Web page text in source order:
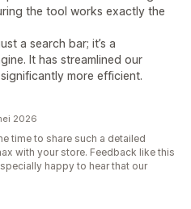
the tool works exactly the
a search bar; it’s a
It has streamlined our
more efficient.
2026
time to share such a detailed
with your store. Feedback like this
happy to hear that our